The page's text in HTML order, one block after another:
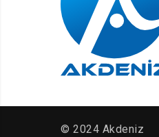
© 2024 Akdeniz